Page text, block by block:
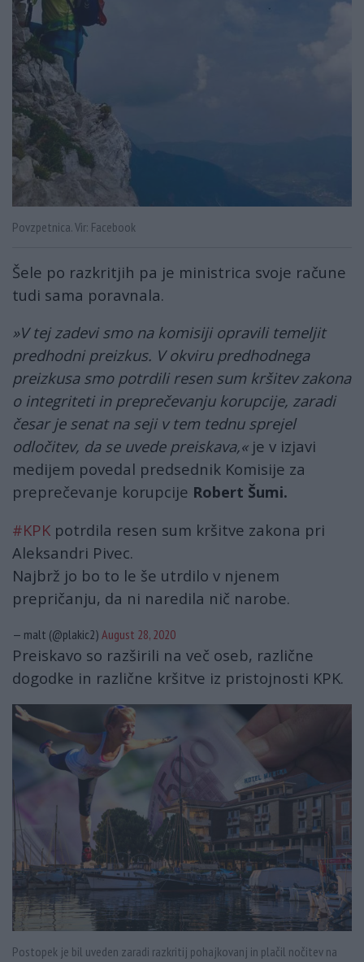
Povzpetnica. Vir: Facebook
Šele po razkritjih pa je ministrica svoje račune
tudi sama poravnala.
»V tej zadevi smo na komisiji opravili temeljit
predhodni preizkus. V okviru predhodnega
preizkusa smo potrdili resen sum kršitev zakona
o integriteti in preprečevanju korupcije, zaradi
česar je senat na seji v tem tednu sprejel
odločitev, da se uvede preiskava,«je v izjavi
medijem povedal predsednik Komisije za
preprečevanje korupcije Robert Šumi.
#KPK potrdila resen sum kršitve zakona pri
Aleksandri Pivec.
Najbrž jo bo to le še utrdilo v njenem
prepričanju, da ni naredila nič narobe.
— malt (@plakic2) August 28, 2020
Preiskavo so razširili na več oseb, različne
dogodke in različne kršitve iz pristojnosti KPK.
Postopek je bil uveden zaradi razkritij pohajkovanj in plačil nočitev na